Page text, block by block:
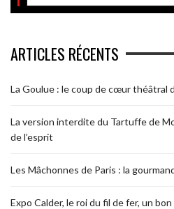
ARTICLES RÉCENTS
La Goulue : le coup de cœur théâtral
La version interdite du Tartuffe de
de l’esprit
Les Mâchonnes de Paris : la
Expo Calder, le roi du fil de fer, un